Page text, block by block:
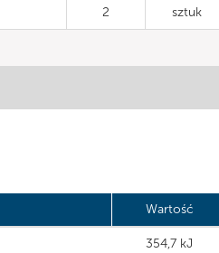
2 sztuk
Wartość
354,7 kJ